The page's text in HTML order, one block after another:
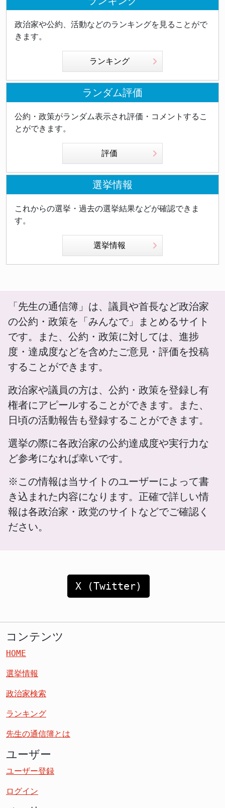
政治家や公約、活動などのランキングを見ることがで
きます。
ランキング
ランダム評価
公約・政策がランダム表示され評価・コメントするこ
とができます。
評価
選挙情報
これからの選挙・過去の選挙結果などが確認できま
す。
選挙情報
「先生の通信簿」は、議員や首長など政治家
の公約・政策を「みんなで」まとめるサイト
です。また、公約・政策に対しては、進捗
度・達成度などを含めたご意見・評価を投稿
することができます。
政治家や議員の方は、公約・政策を登録し有
権者にアピールすることができます。また、
日頃の活動報告も登録することができます。
選挙の際に各政治家の公約達成度や実行力な
ど参考になれば幸いです。
※この情報は当サイトのユーザーによって書
き込まれた内容になります。正確で詳しい情
報は各政治家・政党のサイトなどでご確認く
ださい。
X (Twitter)
コンテンツ
HOME
選挙情報
政治家検索
ランキング
先生の通信簿とは
ユーザー
ユーザー登録
ログイン